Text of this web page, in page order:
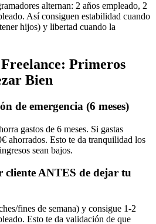
alternan: 2 años empleado, 2
Así consiguen estabilidad cuando
hijos) y libertad cuando la
Freelance: Primeros
Bien
de emergencia (6 meses)
gastos de 6 meses. Si gastas
ahorrados. Esto te da tranquilidad los
sean bajos.
cliente ANTES de dejar tu
fines de semana) y consigue 1-2
Esto te da validación de que